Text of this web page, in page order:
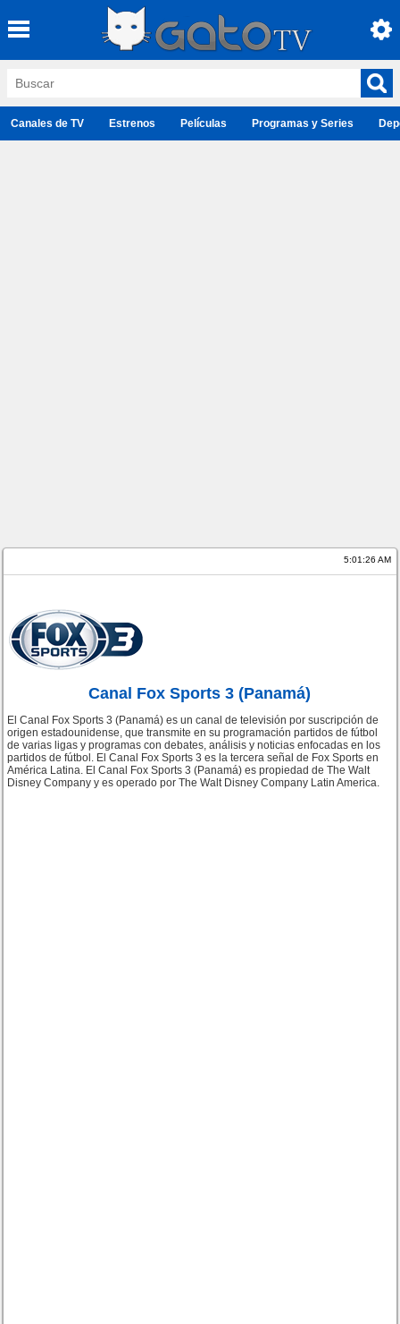
Canales de TV Estrenos Películas Programas y Series
5:01:26 AM
Canal Fox Sports 3 (Panamá)
El Canal Fox Sports 3 (Panamá) es un canal de televisión por suscripción de
origen estadounidense, que transmite en su programación partidos de fútbol
de varias ligas y programas con debates, análisis y noticias enfocadas en los
partidos de fútbol. El Canal Fox Sports 3 es la tercera señal de Fox Sports en
América Latina. El Canal Fox Sports 3 (Panamá) es propiedad de The Walt
Disney Company y es operado por The Walt Disney Company Latin America.